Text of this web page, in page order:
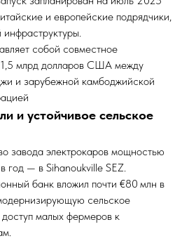
и европейские подрядчики,
собой совместное
1,5 млрд долларов США между
и зарубежной камбоджийской
и устойчивое сельское
завода электрокаров мощностью
год — в Sihanoukville SEZ.
банк вложил почти €80 млн в
сельское
малых фермеров к